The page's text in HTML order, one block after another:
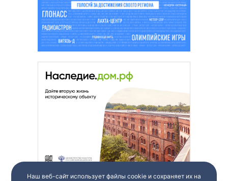
Наш веб-сайт использует файлы cookie и сохраняет их на